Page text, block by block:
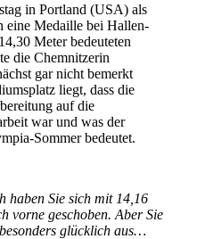
in Portland (USA) als
eine Medaille bei Hallen-
Meter bedeuteten
die Chemnitzerin
gar nicht bemerkt
liegt, dass die
auf die
war und was der
Sommer bedeutet.
haben Sie sich mit 14,16
vorne geschoben. Aber Sie
glücklich aus…